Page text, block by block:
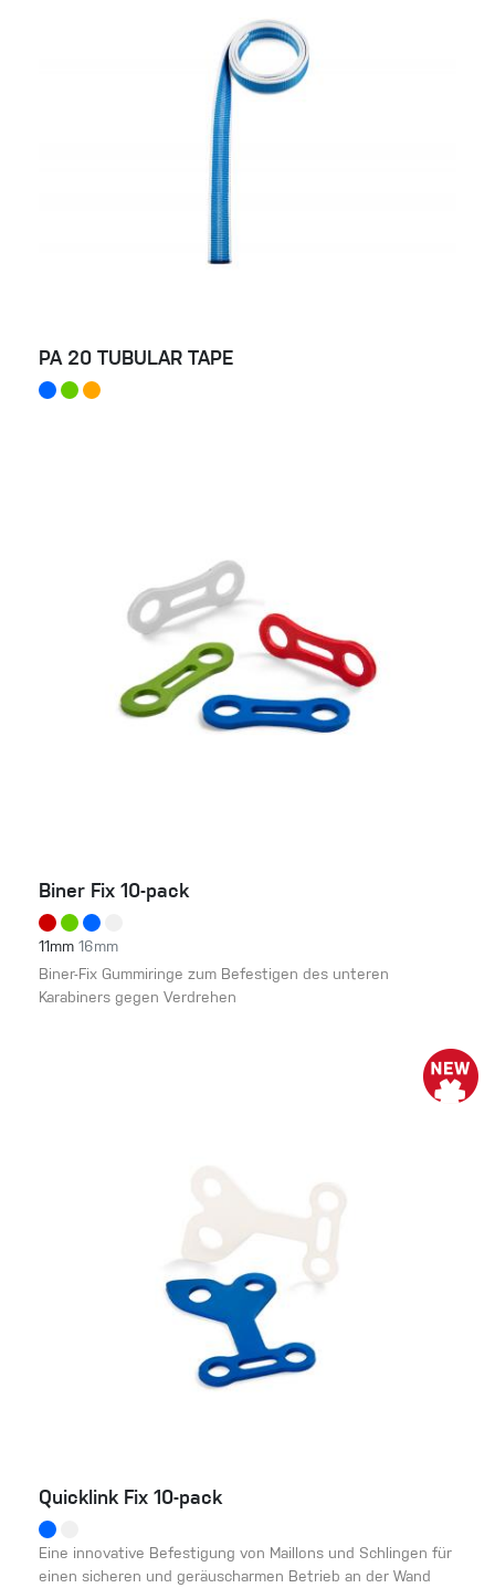
PA 20 TUBULAR TAPE
Biner Fix 10-pack
11mm 16mm
Biner-Fix Gummiringe zum Befestigen des unteren
Karabiners gegen Verdrehen
Quicklink Fix 10-pack
Eine innovative Befestigung von Maillons und Schlingen für
einen sicheren und geräuscharmen Betrieb an der Wand